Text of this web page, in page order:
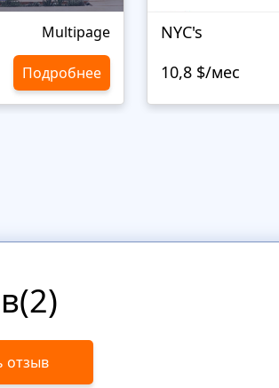
Multipage
Подробнее
NYC's
10,8 $/мес
отзыв